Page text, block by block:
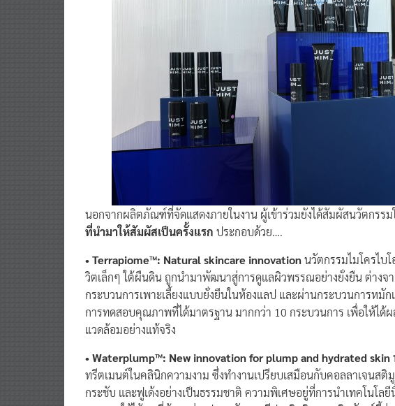
นอกจากผลิตภัณฑ์ที่จัดแสดงภายในงาน ผู้เข้าร่วมยังได้สัมผัสนวัตกรรม
ที่นำมาให้สัมผัสเป็นครั้งแรก ประกอบด้วย….
• Terrapiome™: Natural skincare innovationนวัตกรรมไมโครไบ
วิตเล็กๆ ใต้ผืนดิน ถูกนำมาพัฒนาสู่การดูแลผิวพรรณอย่างยั่งยืน ต่างจ
กระบวนการเพาะเลี้ยงแบบยั่งยืนในห้องแลป และผ่านกระบวนการหมั
การทดสอบคุณภาพที่ได้มาตรฐาน มากกว่า 10 กระบวนการ เพื่อให้ไ
แวดล้อมอย่างแท้จริง
• Waterplump™: New innovation for plump and hydrated skin
ทรีตเมนต์ในคลินิกความงาม ซึ่งทำงานเปรียบเสมือนกับคอลลาเจนสติ
กระชับ และฟูเด้งอย่างเป็นธรรมชาติ ความพิเศษอยู่ที่การนำเทคโนโ